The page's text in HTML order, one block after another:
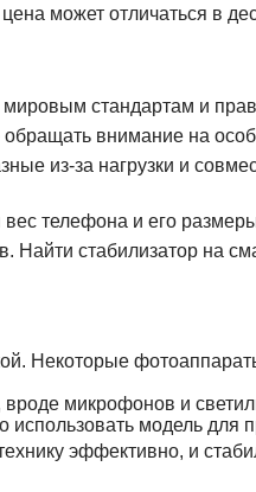
может отличаться в
стандартам и
внимание на
из-за нагрузки и
телефона и его
Найти стабилизатор на
Некоторые
микрофонов и
использовать модель для
эффективно, и